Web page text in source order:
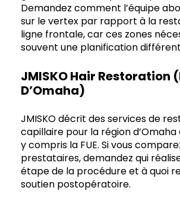
Demandez comment l’équipe
sur le vertex par rapport à la
ligne frontale, car ces zones
souvent une planification
JMISKO Hair Restoration
D’Omaha)
JMISKO décrit des services de
capillaire pour la région d’Omaha
y compris la FUE. Si vous
prestataires, demandez qui
étape de la procédure et à quoi
soutien postopératoire.